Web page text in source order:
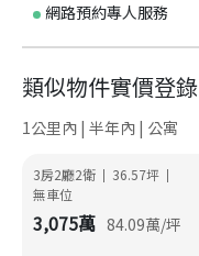
網路預約專人服務
類似物件實價登錄
1公里內 | 半年內 | 公寓
3房2廳2衛 | 36.57坪 |
無車位
3,075萬 84.09萬/坪